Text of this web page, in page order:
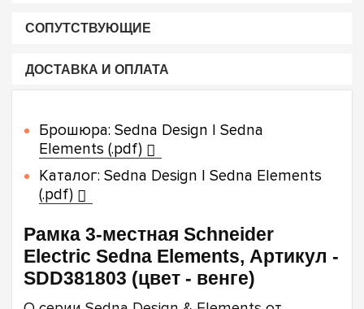
СОПУТСТВУЮЩИЕ
ДОСТАВКА И ОПЛАТА
Брошюра: Sedna Design | Sedna
Elements (.pdf)
Каталог: Sedna Design | Sedna Elements
(.pdf)
Рамка 3-местная Schneider
Electric Sedna Elements, Артикул -
SDD381803 (цвет - венге)